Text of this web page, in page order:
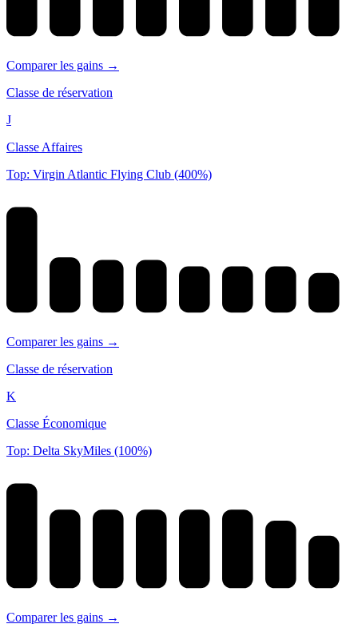
Comparer les gains →
Classe de réservation
J
Classe Affaires
Top: Virgin Atlantic Flying Club (400%)
Comparer les gains →
Classe de réservation
K
Classe Économique
Top: Delta SkyMiles (100%)
Comparer les gains →